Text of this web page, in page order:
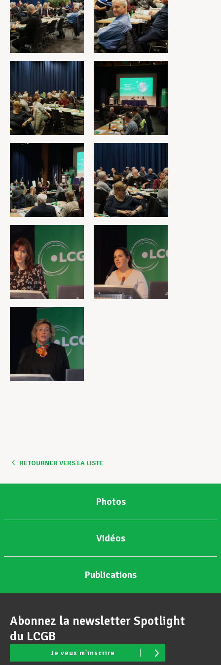
RETOURNER VERS LA LISTE
Photos
Vidéos
Publications
Abonnez la newsletter Spotlight
du LCGB
Je veux m'inscrire